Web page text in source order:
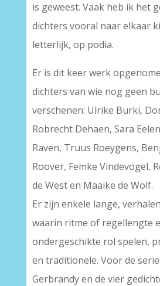
is geweest. Vaak heb ik het
dichters vooral naar elkaar
letterlijk, op podia.
Er is dit keer werk
dichters van wie nog geen
verschenen: Ulrike Burki,
Robrecht Dehaen, Sara
Raven, Truus Roeygens,
Roover, Femke Vindevogel,
de West en Maaike de Wolf.
Er zijn enkele lange,
waarin ritme of regellengte
ondergeschikte rol spelen,
en traditionele. Voor de serie
Gerbrandy en de vier